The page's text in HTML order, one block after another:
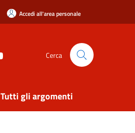
Accedi all'area personale
Cerca
Tutti gli argomenti